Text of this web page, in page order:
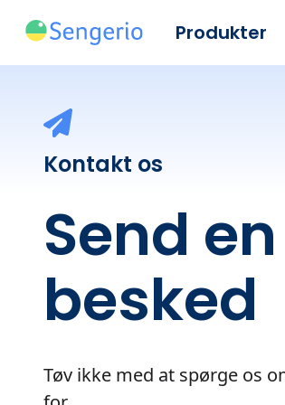
Produkter
Kontakt os
Send en
besked
Tøv ikke med at spørge os